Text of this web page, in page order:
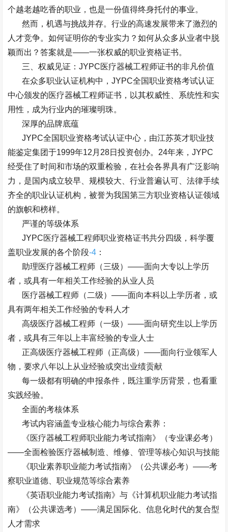
个越老越吃香的职业，也是一份值得终身托付的事业。
然而，机遇与挑战并存。行业的高速发展带来了激烈的
人才竞争。如何证明你的专业实力？如何从众多从业者中脱
颖而出？答案就是——一张权威的职业资格证书。
三、权威见证：JYPC医疗器械工程师证书的非凡价值
在众多职业认证机构中，JYPC全国职业资格考试认证
中心颁发的医疗器械工程师证书，以其权威性、系统性和实
用性，成为行业内的璀璨明珠。
深厚的品牌底蕴
JYPC全国职业资格考试认证中心，由江苏英才职业技
能鉴定集团于1999年12 月 28日投资创办。 24年来，JYPC
经受住了时间和市场的双重检验，在社会各界具有广泛影响
力，是国内成立较早、规模较大、行业普遍认可、法律手续
齐全的职业认证机构，被誉为我国第三方职业资格认证领域
的旗帜和榜样。
严谨的等级体系
JYPC医疗器械工程师职业资格证书共分四级，科学覆
盖职业发展的各个阶段-4 ：
助理医疗器械工程师（三级）——面向大专以上学历
者，或具有一年相关工作经验的从业人员
医疗器械工程师（二级）——面向本科以上学历者，或
具有两年相关工作经验的专科人才
高级医疗器械工程师（一级）——面向研究生以上学历
者，或具有三年以上丰富经验的专业人士
正高级医疗器械工程师（正高级）——面向行业领军人
物，要求八年以上从业经验或突出业绩贡献
每一级都有明确的申报条件，既注重学历背景，也看重
实践经验。
全面的考核体系
考试内容涵盖专业核心能力与综合素养：
《医疗器械工程师职业能力考试指南》（专业课必考）
——全面检验医疗器械制造、维修、管理等核心知识与技能
《职业素养职业能力考试指南》（公共课必考）——考
察职业道德、职业规范等综合素养
《英语职业能力考试指南》与《计算机职业能力考试指
南》（公共课选考）——满足国际化、信息化时代的复合型
人才需求